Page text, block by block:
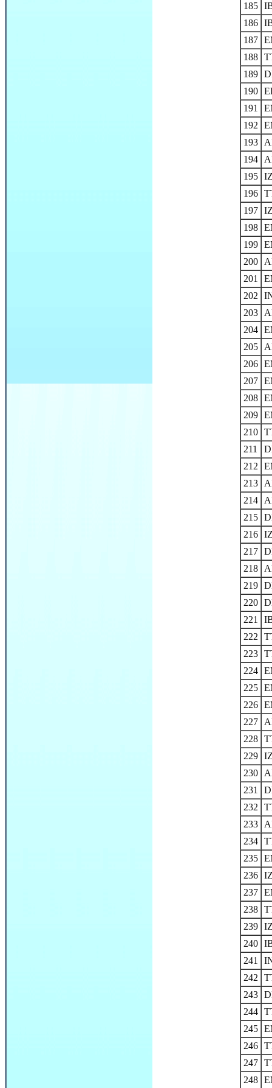
185
186
187
188
189
190
191
192
193
194
195
196
197
198
199
200
201
202
203
204
205
206
207
208
209
210
211
212
213
214
215
216
217
218
219
220
221
222
223
224
225
226
227
228
229
230
231
232
233
234
235
236
237
238
239
240
241
242
243
244
245
246
247
248